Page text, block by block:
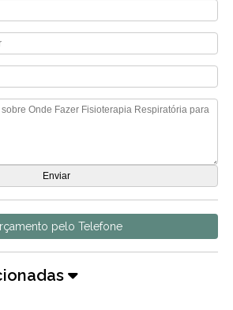
pelo Telefone